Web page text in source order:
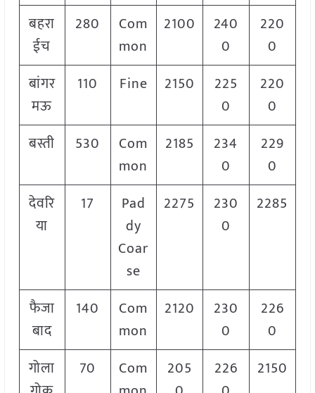
बहरा
ईच
280
Com
mon
2100
240
0
220
0
बांगर
मऊ
110 Fine 2150
225
0
220
0
बस्ती
530
Com
mon
2185
234
0
229
0
देवरि
या
17
Pad
dy
Coar
se
2275
230
0
2285
फैजा
बाद
140
Com
mon
2120
230
0
226
0
गोला
70
Com
205
226
2150